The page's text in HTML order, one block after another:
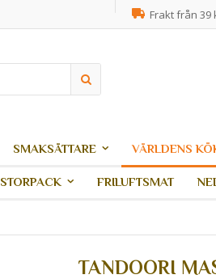
Frakt från 39
SMAKSÄTTARE VÄRLDENS
STORPACK FRILUFTSMAT
TANDOORI